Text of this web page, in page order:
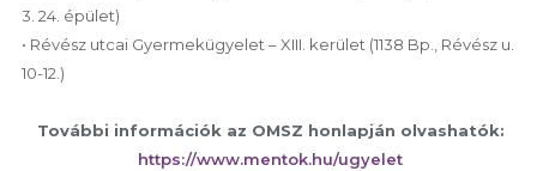
3. 24. épület)
• Révész utcai Gyermekügyelet – XIII. kerület (1138 Bp., Révész u.
10-12.)
További információk az OMSZ honlapján olvashatók:
https://www.mentok.hu/ugyelet